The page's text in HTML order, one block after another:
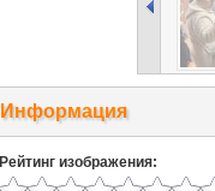
Информация
Рейтинг изображения: